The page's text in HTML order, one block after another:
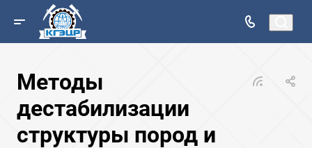
Методы
дестабилизации
структуры пород и